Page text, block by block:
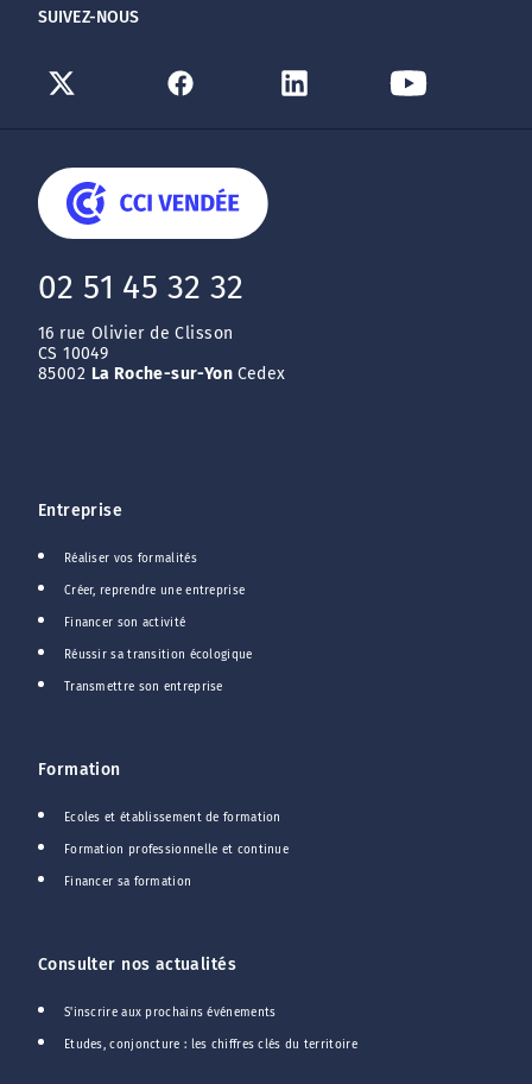
SUIVEZ-NOUS
02 51 45 32 32
16 rue Olivier de Clisson
CS 10049
85002 La Roche-sur-Yon Cedex
Entreprise
Réaliser vos formalités
Créer, reprendre une entreprise
Financer son activité
Réussir sa transition écologique
Transmettre son entreprise
Formation
Ecoles et établissement de formation
Formation professionnelle et continue
Financer sa formation
Consulter nos actualités
S'inscrire aux prochains événements
Etudes, conjoncture : les chiffres clés du territoire